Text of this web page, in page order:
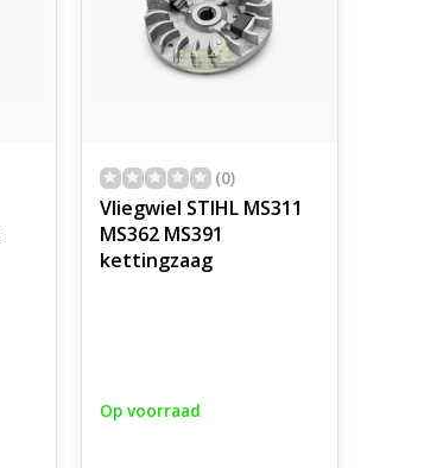
(0)
Vliegwiel STIHL MS311
MS362 MS391
kettingzaag
Op voorraad